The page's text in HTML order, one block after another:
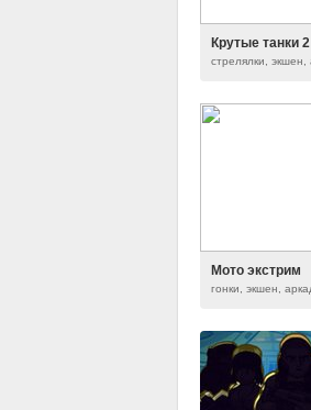
Крутые танки 2
Мото экстрим